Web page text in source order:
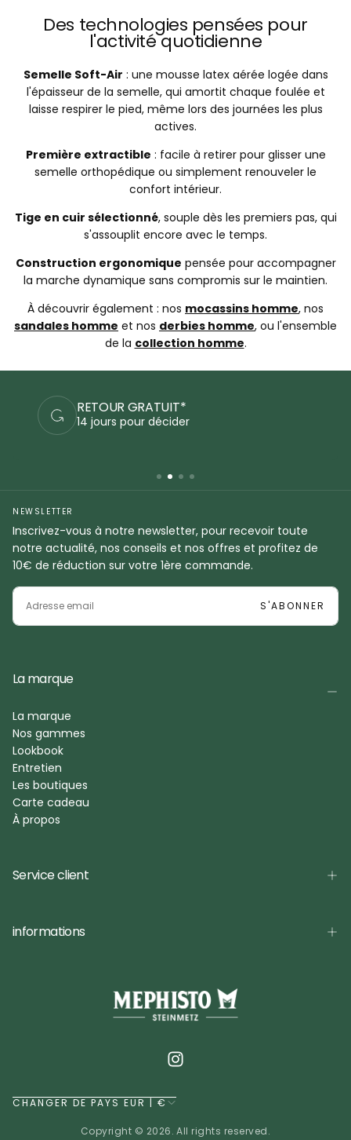
Des technologies pensées pour
l'activité quotidienne
Semelle Soft-Air : une mousse latex aérée logée dans
l'épaisseur de la semelle, qui amortit chaque foulée et
laisse respirer le pied, même lors des journées les plus
actives.
Première extractible : facile à retirer pour glisser une
semelle orthopédique ou simplement renouveler le
confort intérieur.
Tige en cuir sélectionné, souple dès les premiers pas, qui
s'assouplit encore avec le temps.
Construction ergonomique pensée pour accompagner
la marche dynamique sans compromis sur le maintien.
À découvrir également : nos mocassins homme, nos
sandales homme et nos derbies homme, ou l'ensemble
de la collection homme.
PAIEMENTS SÉCURISÉS
Commandez en sécurité
NEWSLETTER
Inscrivez-vous à notre newsletter, pour recevoir toute
notre actualité, nos conseils et nos offres et profitez de
10€ de réduction sur votre 1ère commande.
EMAIL
S'ABONNER
La marque
La marque
Nos gammes
Lookbook
Entretien
Les boutiques
Carte cadeau
À propos
Service client
informations
CHANGER DE PAYS EUR | €
Copyright © 2026. All rights reserved.